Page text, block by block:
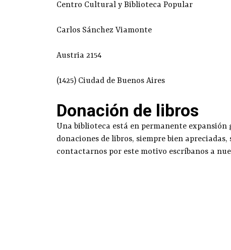
Centro Cultural y Biblioteca Popular
Carlos Sánchez Viamonte
Austria 2154
(1425) Ciudad de Buenos Aires
Donación de libros
Una biblioteca está en permanente expansión
donaciones de libros, siempre bien
contactarnos por este motivo escríbanos a